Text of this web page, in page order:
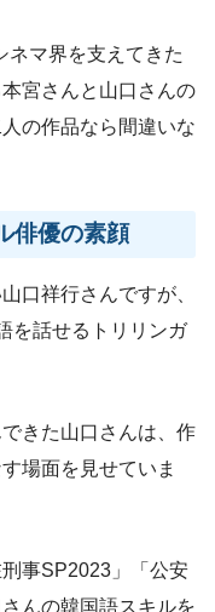
ネマ界を支えてきた
宮さんと山口さんの
の作品なら間違いな
俳優の素顔
口祥行さんですが、
を話せるトリリンガ
きた山口さんは、作
場面を見せていま
事SP2023」「公安
んの韓国語スキルを